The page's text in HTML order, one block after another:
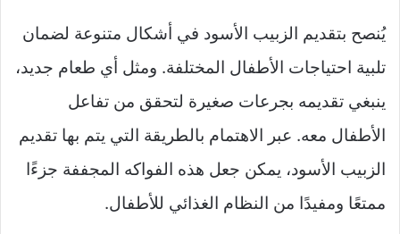
يُنصح بتقديم الزبيب الأسود في أشكال متنوعة لضمان
تلبية احتياجات الأطفال المختلفة. ومثل أي طعام جديد،
ينبغي تقديمه بجرعات صغيرة لتحقق من تفاعل
الأطفال معه. عبر الاهتمام بالطريقة التي يتم بها تقديم
الزبيب الأسود، يمكن جعل هذه الفواكه المجففة جزءًا
ممتعًا ومفيدًا من النظام الغذائي للأطفال.